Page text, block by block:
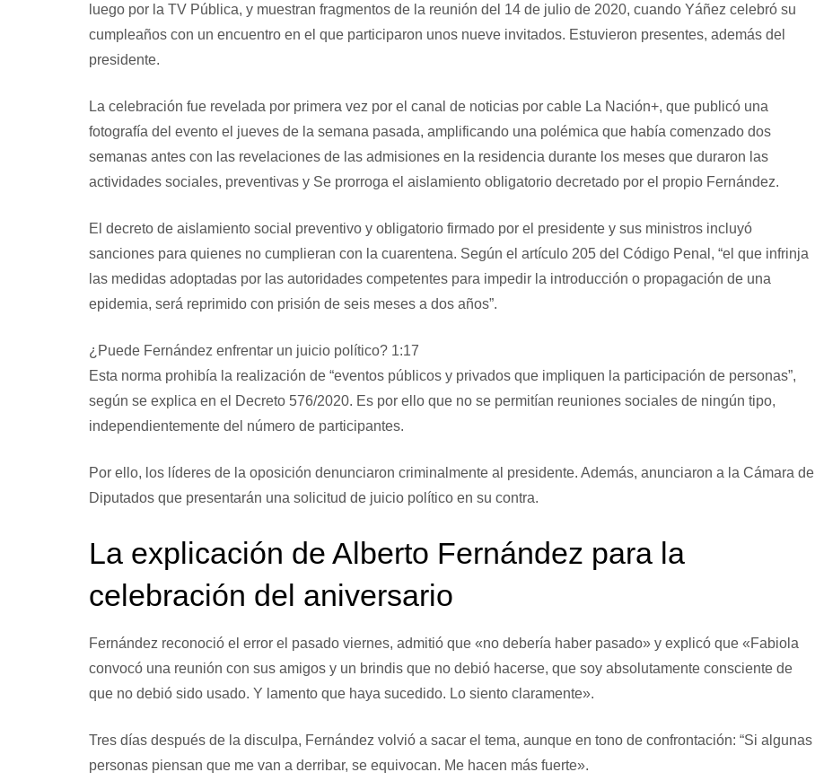
luego por la TV Pública, y muestran fragmentos de la reunión del 14 de julio de 2020, cuando Yáñez celebró su
cumpleaños con un encuentro en el que participaron unos nueve invitados. Estuvieron presentes, además del
presidente.
La celebración fue revelada por primera vez por el canal de noticias por cable La Nación+, que publicó una
fotografía del evento el jueves de la semana pasada, amplificando una polémica que había comenzado dos
semanas antes con las revelaciones de las admisiones en la residencia durante los meses que duraron las
actividades sociales, preventivas y Se prorroga el aislamiento obligatorio decretado por el propio Fernández.
El decreto de aislamiento social preventivo y obligatorio firmado por el presidente y sus ministros incluyó
sanciones para quienes no cumplieran con la cuarentena. Según el artículo 205 del Código Penal, “el que infrinja
las medidas adoptadas por las autoridades competentes para impedir la introducción o propagación de una
epidemia, será reprimido con prisión de seis meses a dos años”.
¿Puede Fernández enfrentar un juicio político? 1:17
Esta norma prohibía la realización de “eventos públicos y privados que impliquen la participación de personas”,
según se explica en el Decreto 576/2020. Es por ello que no se permitían reuniones sociales de ningún tipo,
independientemente del número de participantes.
Por ello, los líderes de la oposición denunciaron criminalmente al presidente. Además, anunciaron a la Cámara de
Diputados que presentarán una solicitud de juicio político en su contra.
La explicación de Alberto Fernández para la
celebración del aniversario
Fernández reconoció el error el pasado viernes, admitió que «no debería haber pasado» y explicó que «Fabiola
convocó una reunión con sus amigos y un brindis que no debió hacerse, que soy absolutamente consciente de
que no debió sido usado. Y lamento que haya sucedido. Lo siento claramente».
Tres días después de la disculpa, Fernández volvió a sacar el tema, aunque en tono de confrontación: “Si algunas
personas piensan que me van a derribar, se equivocan. Me hacen más fuerte».